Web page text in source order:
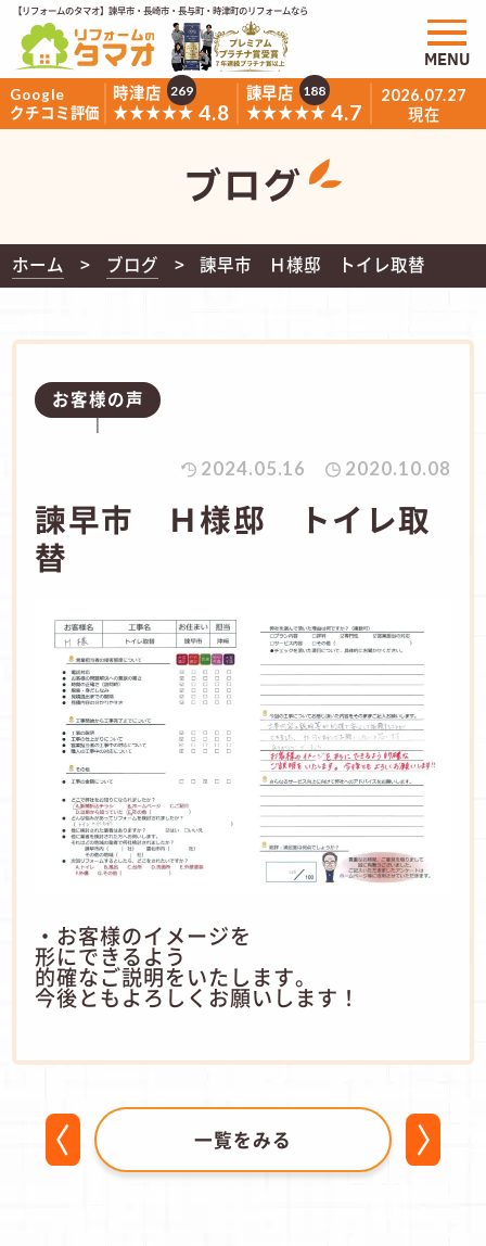
【リフォームのタマオ】諫早市・長崎市・長与町・時津町のリフォームなら
Google
クチコミ評価
時津店
★★★★★ 4.8
269
諫早店
★★★★★ 4.7
188 2026.07.27
現在
MENU
ブログ
ホーム ブログ 諫早市 Ｈ様邸 トイレ取替
お客様の声
2024.05.16 2020.10.08
諫早市 Ｈ様邸 トイレ取
替
・お客様のイメージを
形にできるよう
的確なご説明をいたします。
今後ともよろしくお願いします！
一覧をみる